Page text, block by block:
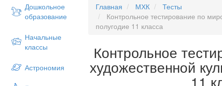
Дошкольное
образование
Начальные
классы
Астрономия
Главная МХК
Тесты
Контрольное тестирование по
полугодие 11 класса
Контрольное
художественной
11